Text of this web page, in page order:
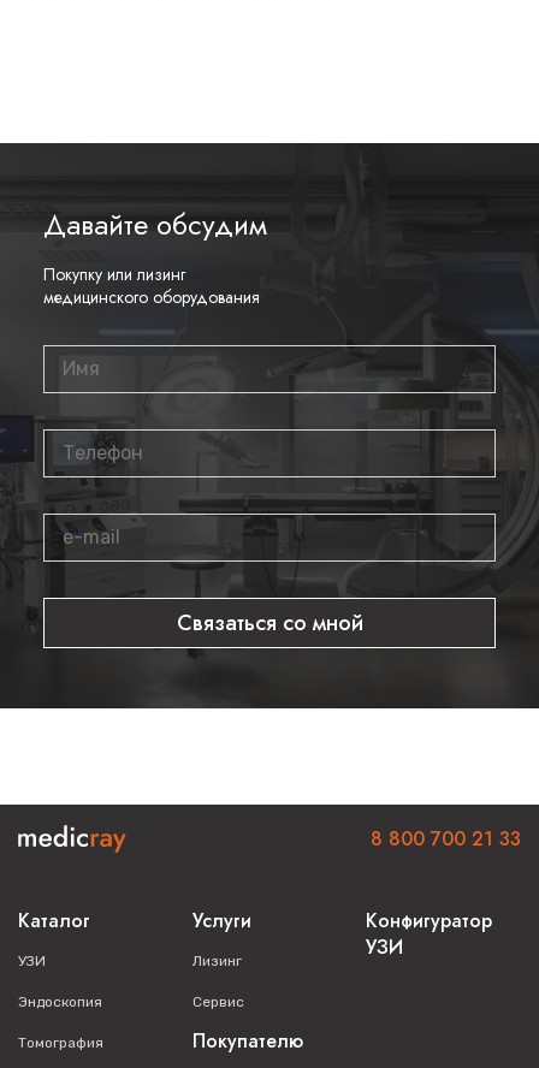
Давайте обсудим
Покупку или лизинг
медицинского оборудования
Связаться со мной
Каталог
УЗИ
Эндоскопия
Томография
Услуги
Лизинг
Сервис
Покупателю
Конфигуратор
УЗИ
8 800 700 21 33